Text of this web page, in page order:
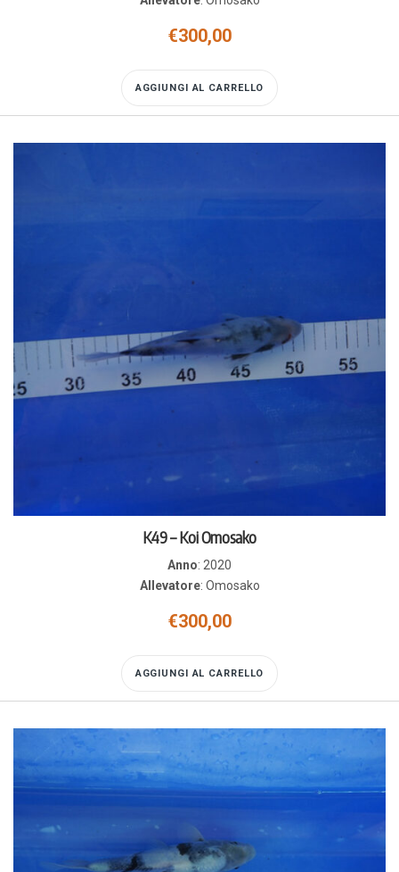
€300,00
AGGIUNGI AL CARRELLO
K49 – Koi Omosako
Anno: 2020
Allevatore: Omosako
€300,00
AGGIUNGI AL CARRELLO